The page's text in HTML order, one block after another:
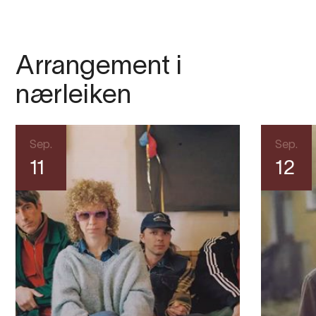
Arrangement i
nærleiken
Sep.
11
Sep.
12